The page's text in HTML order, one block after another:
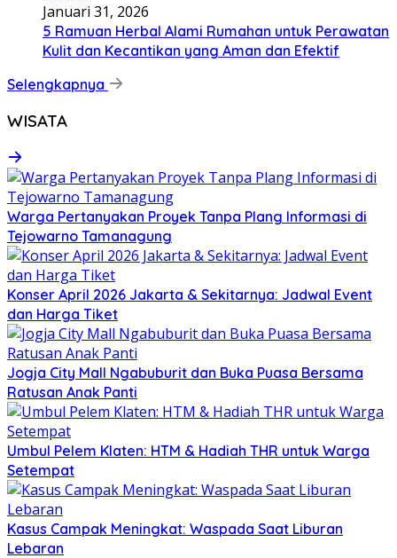
Januari 31, 2026
5 Ramuan Herbal Alami Rumahan untuk Perawatan
Kulit dan Kecantikan yang Aman dan Efektif
Selengkapnya
WISATA
Warga Pertanyakan Proyek Tanpa Plang Informasi di
Tejowarno Tamanagung
Konser April 2026 Jakarta & Sekitarnya: Jadwal Event
dan Harga Tiket
Jogja City Mall Ngabuburit dan Buka Puasa Bersama
Ratusan Anak Panti
Umbul Pelem Klaten: HTM & Hadiah THR untuk Warga
Setempat
Kasus Campak Meningkat: Waspada Saat Liburan
Lebaran